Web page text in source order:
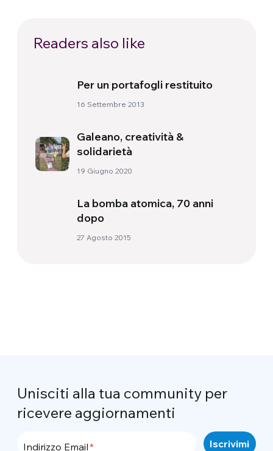
Readers also like
Per un portafogli restituito
16 Settembre 2013
Galeano, creatività &
solidarietà
19 Giugno 2020
La bomba atomica, 70 anni
dopo
27 Agosto 2015
Unisciti alla tua community per
ricevere aggiornamenti
Indirizzo Email